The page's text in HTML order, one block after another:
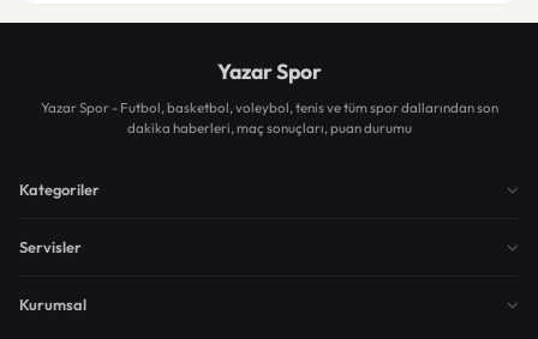
Yazar Spor
Yazar Spor - Futbol, basketbol, voleybol, tenis ve tüm spor dallarından son
dakika haberleri, maç sonuçları, puan durumu
Kategoriler
Servisler
Kurumsal